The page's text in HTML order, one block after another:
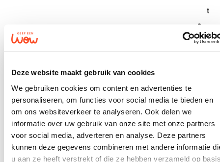
Deze website maakt gebruik van cookies
We gebruiken cookies om content en advertenties te
personaliseren, om functies voor social media te bieden en
om ons websiteverkeer te analyseren. Ook delen we
informatie over uw gebruik van onze site met onze partners
voor social media, adverteren en analyse. Deze partners
kunnen deze gegevens combineren met andere informatie
u aan ze heeft verstrekt of die ze hebben verzameld op
t
e
r